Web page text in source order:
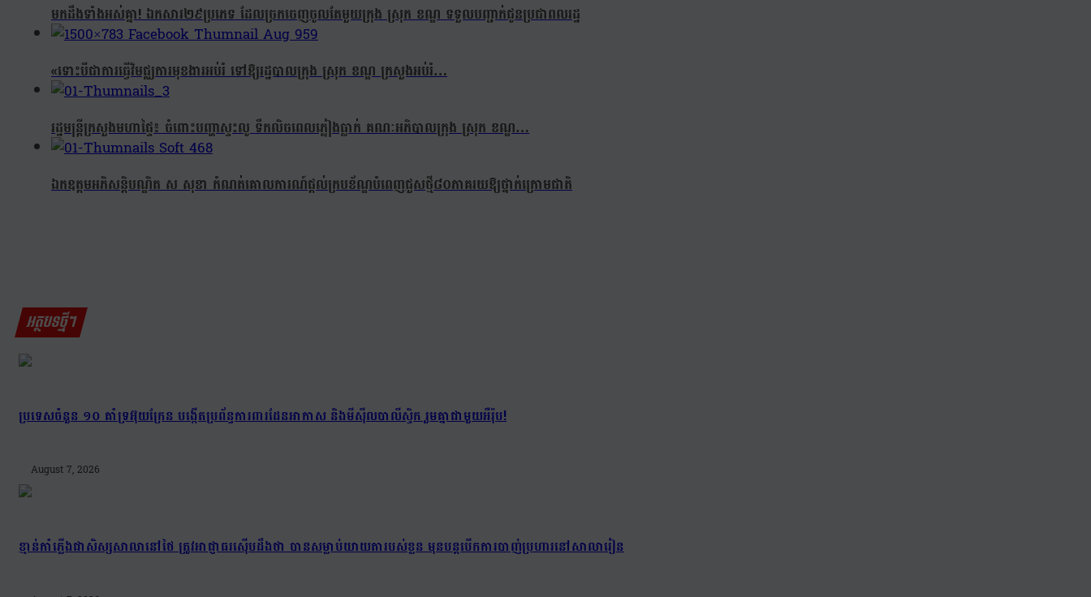
មកដឹងទាំងអស់គ្នា! ឯកសារ២៩ប្រភេទ ដែលច្រកចេញចូលតែមួយក្រុង ស្រុក ខណ្ឌ ទទួលបញ្ជាក់ជូនប្រជាពលរដ្ឋ
«ទោះបីជាការធ្វើវិមជ្ឈការមុខងារអប់រំ ទៅឱ្យរដ្ឋបាលក្រុង ស្រុក ខណ្ឌ ក្រសួងអប់រំ…
រដ្ឋមន្ត្រីក្រសួងមហាផ្ទៃ៖ ចំពោះបញ្ហាស្ទះលូ ទឹកលិចពេលភ្លៀងធ្លាក់ គណៈអភិបាលក្រុង ស្រុក ខណ្ឌ…
ឯកឧត្តមអភិសន្តិបណ្ឌិត ស សុខា កំណត់គោលការណ៍ផ្ដល់ក្របខ័ណ្ឌបំពេញជួសថ្មី៨០ភាគរយឱ្យថ្នាក់ក្រោមជាតិ
អត្ថបទថ្មីៗ
ប្រទេសចំនួន ១០ គាំទ្រអ៊ុយក្រែន បង្កើតប្រព័ន្ធការពារដែនអាកាស និងមីស៊ីលបាលីស្ទិក រួមគ្នាជាមួយអឺរ៉ុប!
August 7, 2026
ខ្មាន់កាំភ្លើងជាសិស្សសាលានៅថៃ ត្រូវអាជ្ញាធរស៊ើបដឹងថា បានសម្លាប់យាយតារបស់ខ្លួន មុនបន្តបើកការបាញ់ប្រហារនៅសាលារៀន